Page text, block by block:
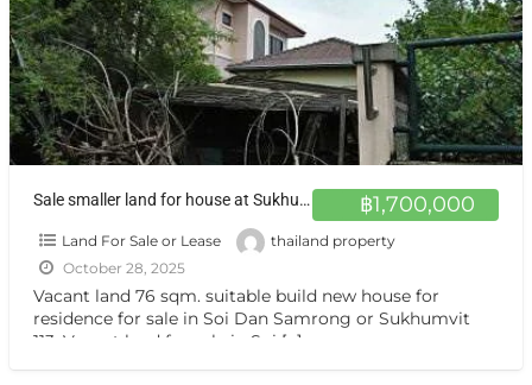
฿1,700,000
Sale smaller land for house at Sukhumvit 113 ขายที่ดินแปลงเล็กๆ สำโรง
Land For Sale or Lease
thailand property
October 28, 2025
Vacant land 76 sqm. suitable build new house for
residence for sale in Soi Dan Samrong or Sukhumvit
113, Vacant land for sale in Soi […]